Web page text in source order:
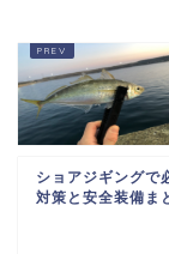
ショアジギングで
対策と安全装備ま